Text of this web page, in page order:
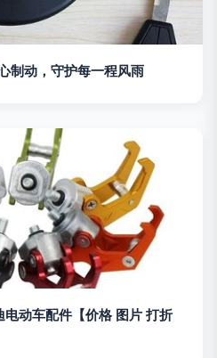
制动，守护每一程风雨
动车配件【价格 图片 打折